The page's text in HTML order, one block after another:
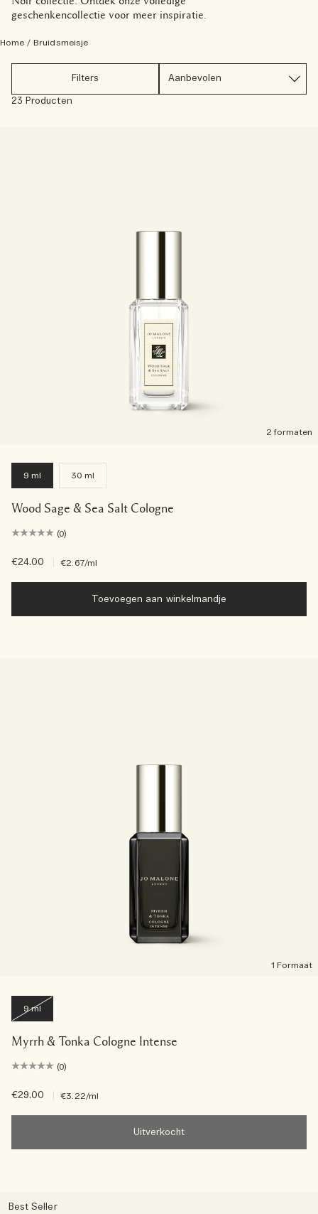
Basil Neroli​
Rijk & bloemig
Essentiële verzorging voor kaarsen
geschenkencollectie voor meer inspiratie.
Home / Bruidsmeisje
Filters
23 Producten
2 formaten
9 ml 30 ml
Wood Sage & Sea Salt Cologne
(0)
€24.00 €2.67/ml
Toevoegen aan winkelmandje
1 Formaat
9 ml
Myrrh & Tonka Cologne Intense
(0)
€29.00 €3.22/ml
Uitverkocht
Best Seller